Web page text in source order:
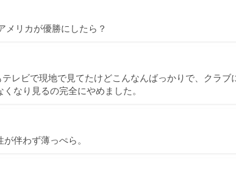
メリカが優勝にしたら？
レビで現地で見てたけどこんなんばっかりで、クラブ
なり見るの完全にやめました。
伴わず薄っぺら。